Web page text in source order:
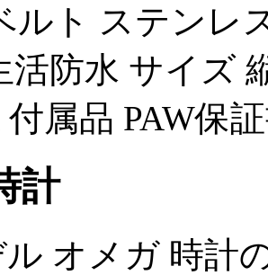
ルト ステンレ
活防水 サイズ
付属品 PAW保
計
オメガ 時計